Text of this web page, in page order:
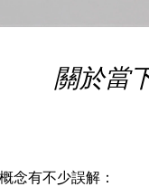
關於當
念有不少誤解：